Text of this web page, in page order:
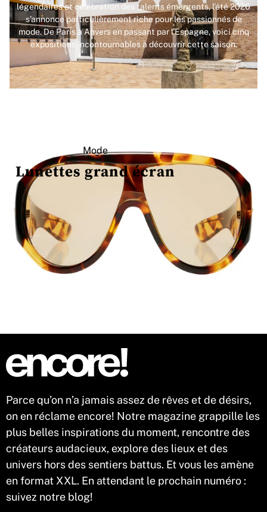
légendaires et célébration des talents émergents, l’été 2026
s’annonce particulièrement riche pour les passionnés de
mode. De Paris à Anvers en passant par l’Espagne, voici cinq
expositions incontournables à découvrir cette saison.
Mode
Lunettes grand écran
Parce qu’on n’a jamais assez de rêves et de désirs,
on en réclame encore! Notre magazine grappille les
plus belles inspirations du moment, rencontre des
créateurs audacieux, explore des lieux et des
univers hors des sentiers battus. Et vous les amène
en format XXL. En attendant le prochain numéro :
suivez notre blog!